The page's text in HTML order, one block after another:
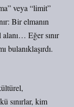
veya “limit”
Bir elmanın
Eğer sınır
bulanıklaşırdı.
sınırlar, kim